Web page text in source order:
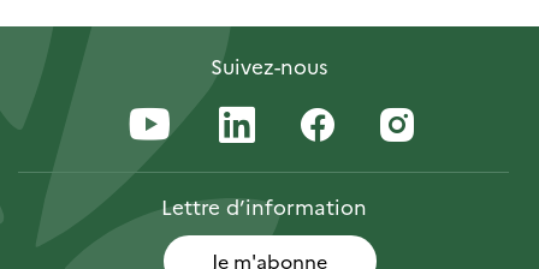
Suivez-nous
Lettred’information
Je m'abonne